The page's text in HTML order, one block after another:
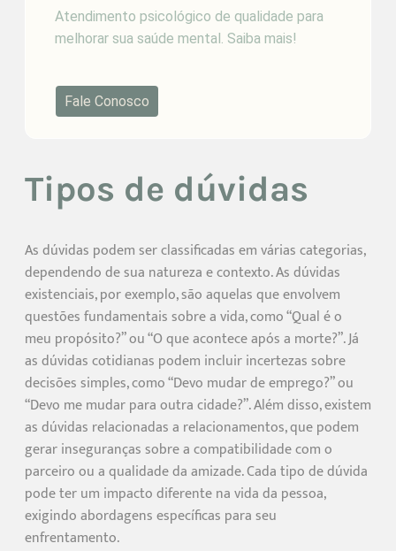
Atendimento psicológico de qualidade para
melhorar sua saúde mental. Saiba mais!
Fale Conosco
Tipos de dúvidas
As dúvidas podem ser classificadas em várias categorias,
dependendo de sua natureza e contexto. As dúvidas
existenciais, por exemplo, são aquelas que envolvem
questões fundamentais sobre a vida, como “Qual é o
meu propósito?” ou “O que acontece após a morte?”. Já
as dúvidas cotidianas podem incluir incertezas sobre
decisões simples, como “Devo mudar de emprego?” ou
“Devo me mudar para outra cidade?”. Além disso, existem
as dúvidas relacionadas a relacionamentos, que podem
gerar inseguranças sobre a compatibilidade com o
parceiro ou a qualidade da amizade. Cada tipo de dúvida
pode ter um impacto diferente na vida da pessoa,
exigindo abordagens específicas para seu
enfrentamento.